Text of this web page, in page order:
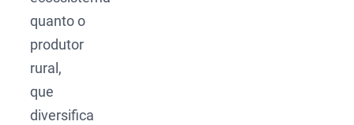
quanto o
produtor
rural,
que
diversifica